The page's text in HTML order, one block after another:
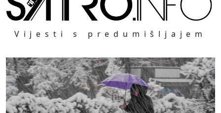
Vijesti s predumišljajem